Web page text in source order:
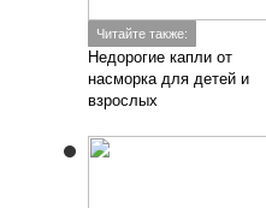
Читайте также:
Недорогие капли от
насморка для детей и
взрослых